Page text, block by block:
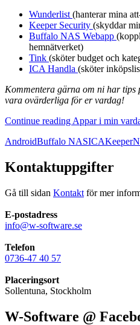
Wunderlist (hanterar mina
Keeper Security (skyddar
Buffalo NAS Webapp
hemnätverket)
Tink (sköter budget och
ICA Handla (sköter
Kommentera gärna om ni har tips
vara ovärderliga för er vardag!
Continue reading Appar i min
AndroidBuffalo NASICAKeeper
Kontaktuppgifter
Gå till sidan Kontakt för mer
E-postadress
info@w-software.se
Telefon
0736-47 40 57
Placeringsort
Sollentuna, Stockholm
W-Software @